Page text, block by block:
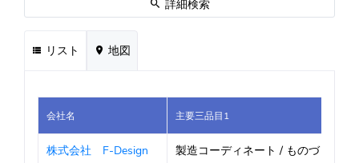
詳細検索
リスト 地図
会社名 主要三品目1
株式会社 F-Design 製造コーディネート / ものづくり開